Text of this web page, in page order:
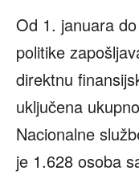
Od 1. januara
politike
direktnu
uključena
Nacionalne
je 1.628 osoba